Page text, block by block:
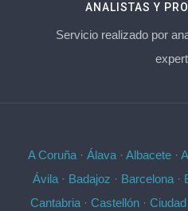
ANALISTAS Y
Servicio realizado por
A Coruña· Álava· Albacete·
Ávila · Badajoz · Barcelona ·
Cantabria · Castellón ·